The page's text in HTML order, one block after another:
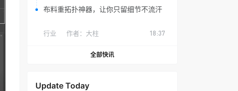
布料重拓扑神器，让你只留细节不流汗
行业 作者： 大柱 18:37
全部快讯
Update Today